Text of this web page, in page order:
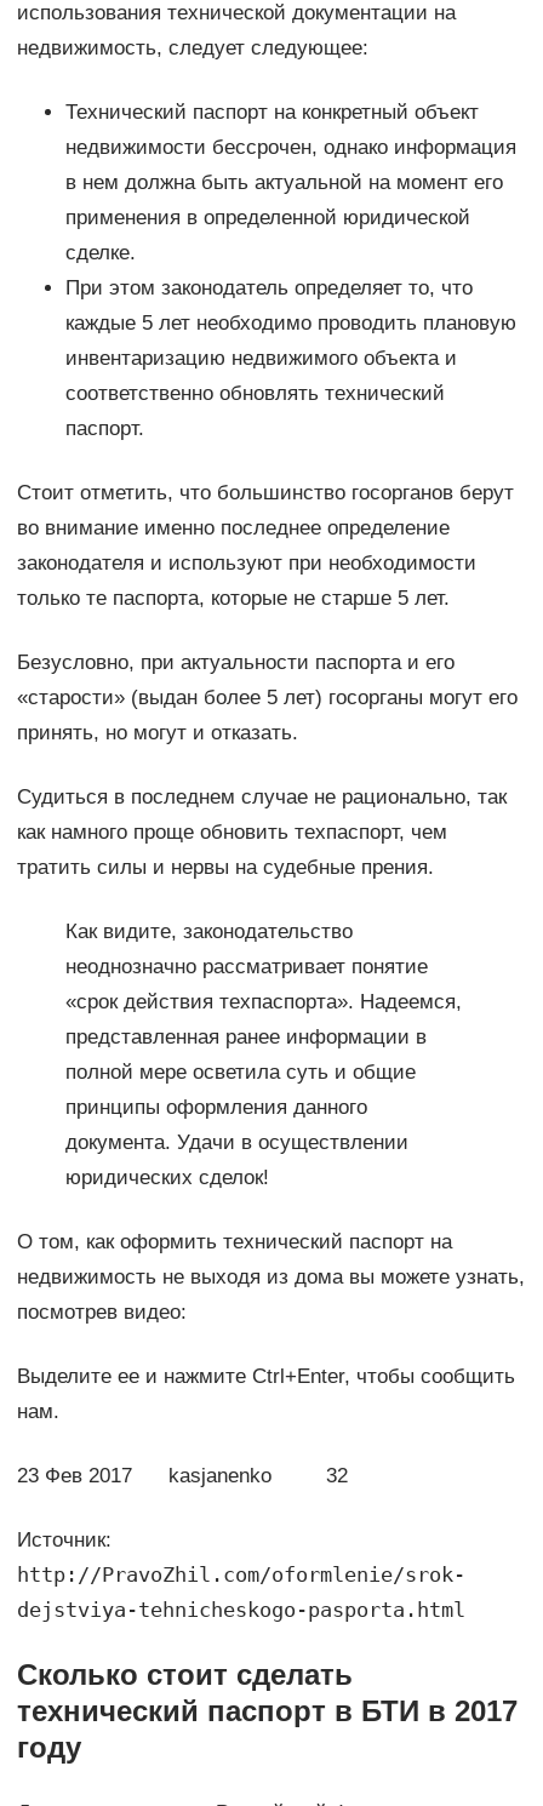
использования технической документации на
недвижимость, следует следующее:
Технический паспорт на конкретный объект
недвижимости бессрочен, однако информация
в нем должна быть актуальной на момент его
применения в определенной юридической
сделке.
При этом законодатель определяет то, что
каждые 5 лет необходимо проводить плановую
инвентаризацию недвижимого объекта и
соответственно обновлять технический
паспорт.
Стоит отметить, что большинство госорганов берут
во внимание именно последнее определение
законодателя и используют при необходимости
только те паспорта, которые не старше 5 лет.
Безусловно, при актуальности паспорта и его
«старости» (выдан более 5 лет) госорганы могут его
принять, но могут и отказать.
Судиться в последнем случае не рационально, так
как намного проще обновить техпаспорт, чем
тратить силы и нервы на судебные прения.
Как видите, законодательство
неоднозначно рассматривает понятие
«срок действия техпаспорта». Надеемся,
представленная ранее информации в
полной мере осветила суть и общие
принципы оформления данного
документа. Удачи в осуществлении
юридических сделок!
О том, как оформить технический паспорт на
недвижимость не выходя из дома вы можете узнать,
посмотрев видео:
Выделите ее и нажмите Ctrl+Enter, чтобы сообщить
нам.
23 Фев 2017 kasjanenko 32
Источник:
http://PravoZhil.com/oformlenie/srok-
dejstviya-tehnicheskogo-pasporta.html
Сколько стоит сделать
технический паспорт в БТИ в 2017
году